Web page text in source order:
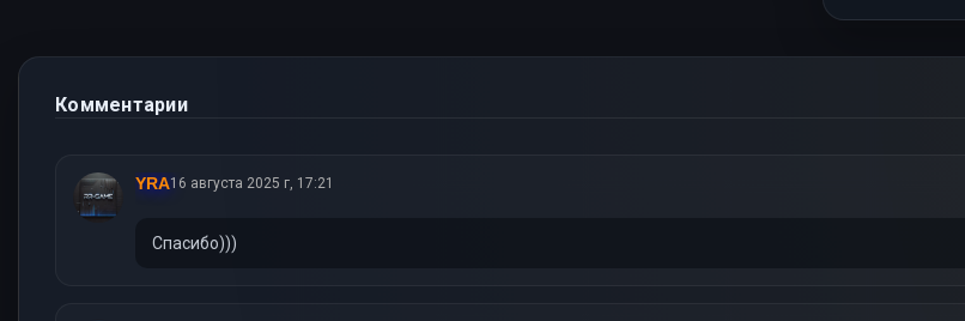
Комментарии
YRA16 августа 2025 г, 17:21
Спасибо)))